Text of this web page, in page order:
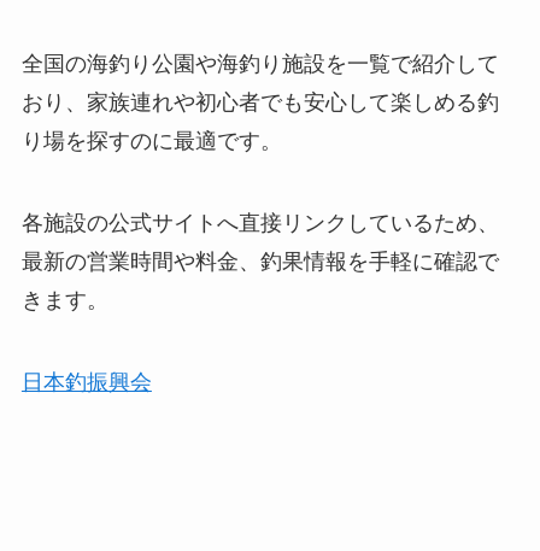
全国の海釣り公園や海釣り施設を一覧で紹介して
おり、家族連れや初心者でも安心して楽しめる釣
り場を探すのに最適です。
各施設の公式サイトへ直接リンクしているため、
最新の営業時間や料金、釣果情報を手軽に確認で
きます。
日本釣振興会